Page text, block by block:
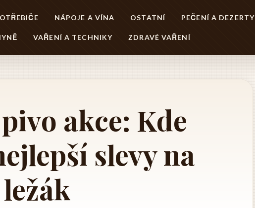
NÁPOJE A VÍNA OSTATNÍ PEČENÍ A DEZERTY
VAŘENÍ A TECHNIKY ZDRAVÉ VAŘENÍ
akce: Kde
slevy na